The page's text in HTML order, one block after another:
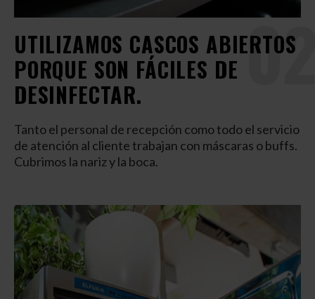
02
UTILIZAMOS CASCOS ABIERTOS
PORQUE SON FÁCILES DE
DESINFECTAR.
Tanto el personal de recepción como todo el servicio
de atención al cliente trabajan con máscaras o buffs.
Cubrimos la nariz y la boca.